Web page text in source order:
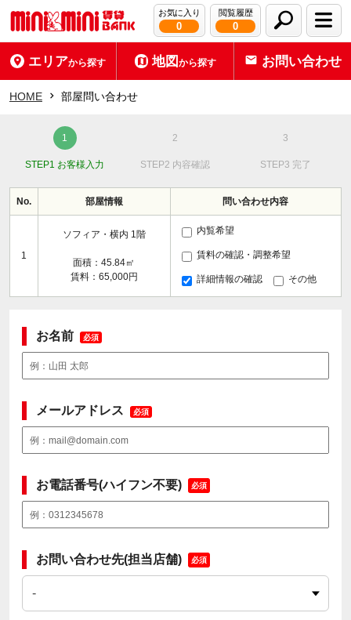
お気に入り
0
閲覧履歴
0
エリアから探す 地図から探す お問い合わせ
HOME 部屋問い合わせ
STEP1 お客様入力 STEP2 内容確認 STEP3 完了
No. 部屋情報 問い合わせ内容
1
ソフィア・横内 1階
面積：45.84㎡
賃料：65,000円
内覧希望
賃料の確認・調整希望
詳細情報の確認 その他
お名前 必須
メールアドレス 必須
お電話番号(ハイフン不要) 必須
お問い合わせ先(担当店舗) 必須